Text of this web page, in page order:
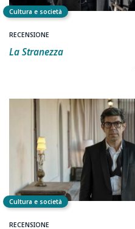
Cultura e società
RECENSIONE
La Stranezza
Cultura e società
RECENSIONE